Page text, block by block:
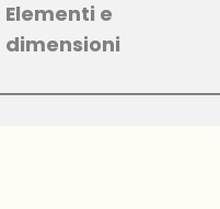
Elementi e
dimensioni